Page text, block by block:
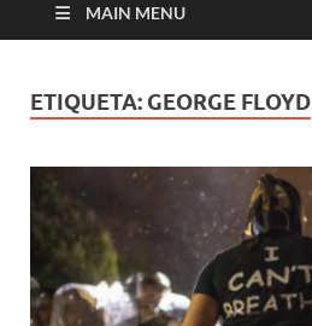
MAIN MENU
ETIQUETA: GEORGE FLOYD